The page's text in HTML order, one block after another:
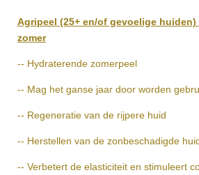
Agripeel (25+ en/of gevoelige
zomer
-- Hydraterende zomerpeel
-- Mag het ganse jaar door worden
-- Regeneratie van de rijpere huid
-- Herstellen van de zonbeschadigde
-- Verbetert de elasticiteit en stimuleert